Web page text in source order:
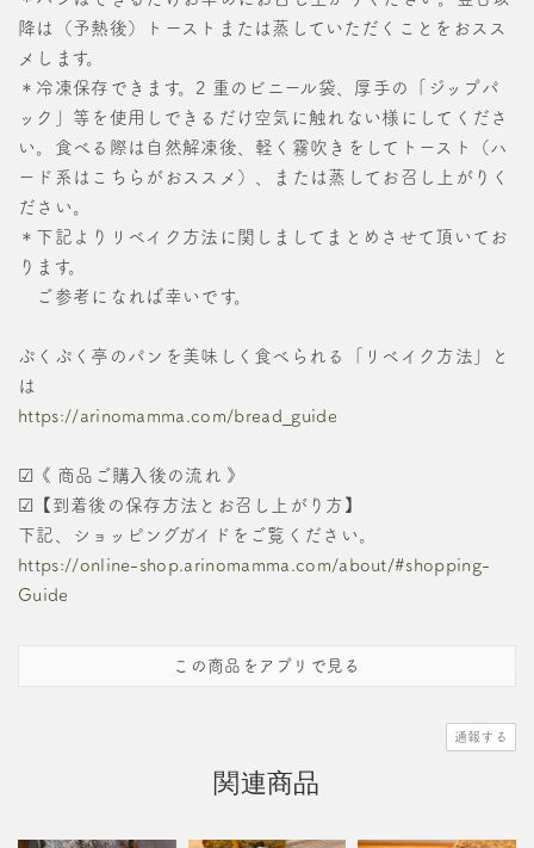
降は（予熱後）トーストまたは蒸していただくことをおスス
メします。
＊冷凍保存できます。2 重のビニール袋、厚手の「ジップパ
ック」等を使用しできるだけ空気に触れない様にしてくださ
い。食べる際は自然解凍後、軽く霧吹きをしてトースト（ハ
ード系はこちらがおススメ）、または蒸してお召し上がりく
ださい。
＊下記よりリベイク方法に関しましてまとめさせて頂いてお
ります。
ご参考になれば幸いです。
ぷくぷく亭のパンを美味しく食べられる「リベイク方法」と
は
https://arinomamma.com/bread_guide
☑《 商品ご購入後の流れ 》
☑【到着後の保存方法とお召し上がり方】
下記、ショッピングガイドをご覧ください。
https://online-shop.arinomamma.com/about/#shopping-
Guide
この商品をアプリで見る
通報する
関連商品